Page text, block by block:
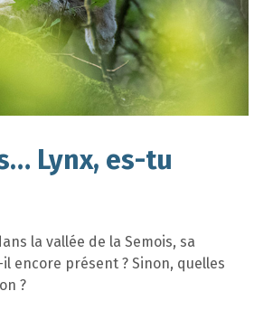
Lynx, es-tu
la vallée de la Semois, sa
encore présent ? Sinon, quelles
?